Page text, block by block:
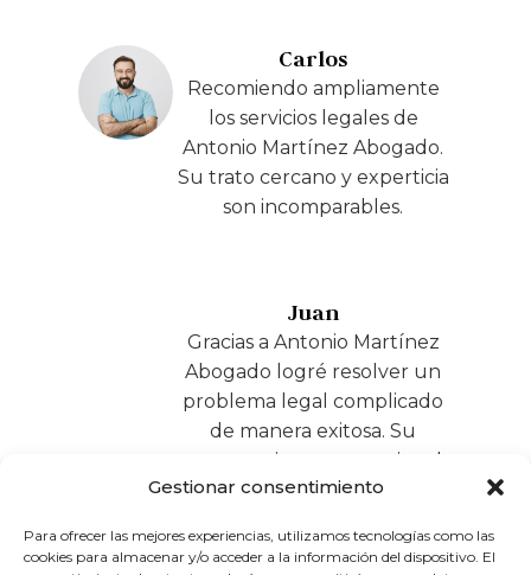
Gestionar consentimiento
Para ofrecer las mejores experiencias, utilizamos tecnologías como las
cookies para almacenar y/o acceder a la información del dispositivo. El
Carlos
Recomiendo ampliamente
los servicios legales de
Antonio Martínez Abogado.
Su trato cercano y experticia
son incomparables.
Juan
Gracias a Antonio Martínez
Abogado logré resolver un
problema legal complicado
de manera exitosa. Su
compromiso es excepcional.